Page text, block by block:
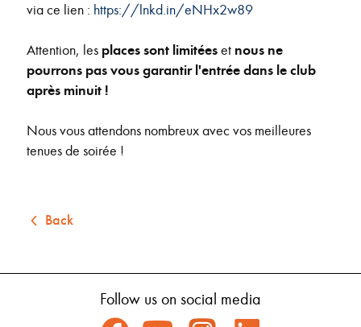
via ce lien : https://lnkd.in/eNHx2w89
Attention, les places sont limitéeset nous ne
pourrons pas vous garantir l'entrée dans le club
après minuit !
Nous vous attendons nombreux avec vos meilleures
tenues de soirée !
Back
Follow us on social media